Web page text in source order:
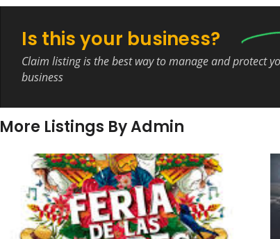
Is this your business?
Claim listing is the best way to manage and protect
business
More Listings By Admin